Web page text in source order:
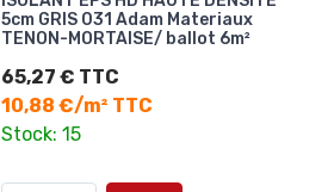
5cm GRIS 031 Adam Materiaux
TENON-MORTAISE/ ballot 6m²
65,27 € TTC
10,88 €/m² TTC
Stock: 15